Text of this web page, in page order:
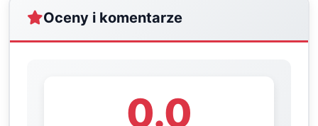
Oceny i komentarze
0.0